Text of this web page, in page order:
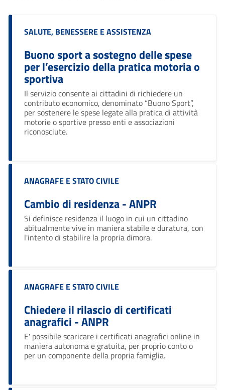
Categoria:
SALUTE, BENESSERE E ASSISTENZA
Buono sport a sostegno delle spese
per l’esercizio della pratica motoria o
sportiva
Il servizio consente ai cittadini di richiedere un
contributo economico, denominato “Buono Sport”,
per sostenere le spese legate alla pratica di attività
motorie o sportive presso enti e associazioni
riconosciute.
Categoria:
ANAGRAFE E STATO CIVILE
Cambio di residenza - ANPR
Si definisce residenza il luogo in cui un cittadino
abitualmente vive in maniera stabile e duratura, con
l'intento di stabilire la propria dimora.
Categoria:
ANAGRAFE E STATO CIVILE
Chiedere il rilascio di certificati
anagrafici - ANPR
E' possibile scaricare i certificati anagrafici online in
maniera autonoma e gratuita, per proprio conto o
per un componente della propria famiglia.